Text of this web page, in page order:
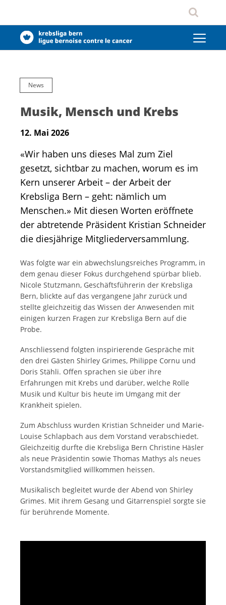
News
Musik, Mensch und Krebs
12. Mai 2026
«Wir haben uns dieses Mal zum Ziel
gesetzt, sichtbar zu machen, worum es im
Kern unserer Arbeit – der Arbeit der
Krebsliga Bern – geht: nämlich um
Menschen.» Mit diesen Worten eröffnete
der abtretende Präsident Kristian Schneider
die diesjährige Mitgliederversammlung.
Was folgte war ein abwechslungsreiches Programm, in
dem genau dieser Fokus durchgehend spürbar blieb.
Nicole Stutzmann, Geschäftsführerin der Krebsliga
Bern, blickte auf das vergangene Jahr zurück und
stellte gleichzeitig das Wissen der Anwesenden mit
einigen kurzen Fragen zur Krebsliga Bern auf die
Probe.
Anschliessend folgten inspirierende Gespräche mit
den drei Gästen Shirley Grimes, Philippe Cornu und
Doris Stähli. Offen sprachen sie über ihre
Erfahrungen mit Krebs und darüber, welche Rolle
Musik und Kultur bis heute im Umgang mit der
Krankheit spielen.
Zum Abschluss wurden Kristian Schneider und Marie-
Louise Schlapbach aus dem Vorstand verabschiedet.
Gleichzeitig durfte die Krebsliga Bern Christine Häsler
als neue Präsidentin sowie Thomas Mathys als neues
Vorstandsmitglied willkommen heissen.
Musikalisch begleitet wurde der Abend von Shirley
Grimes. Mit ihrem Gesang und Gitarrenspiel sorgte sie
für berührende Momente.